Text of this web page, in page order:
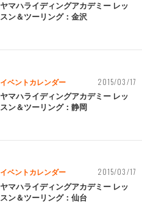
ヤマハライディングアカデミー レッ
スン＆ツーリング：金沢
イベントカレンダー 2015/03/17
ヤマハライディングアカデミー レッ
スン＆ツーリング：静岡
イベントカレンダー 2015/03/17
ヤマハライディングアカデミー レッ
スン＆ツーリング：仙台